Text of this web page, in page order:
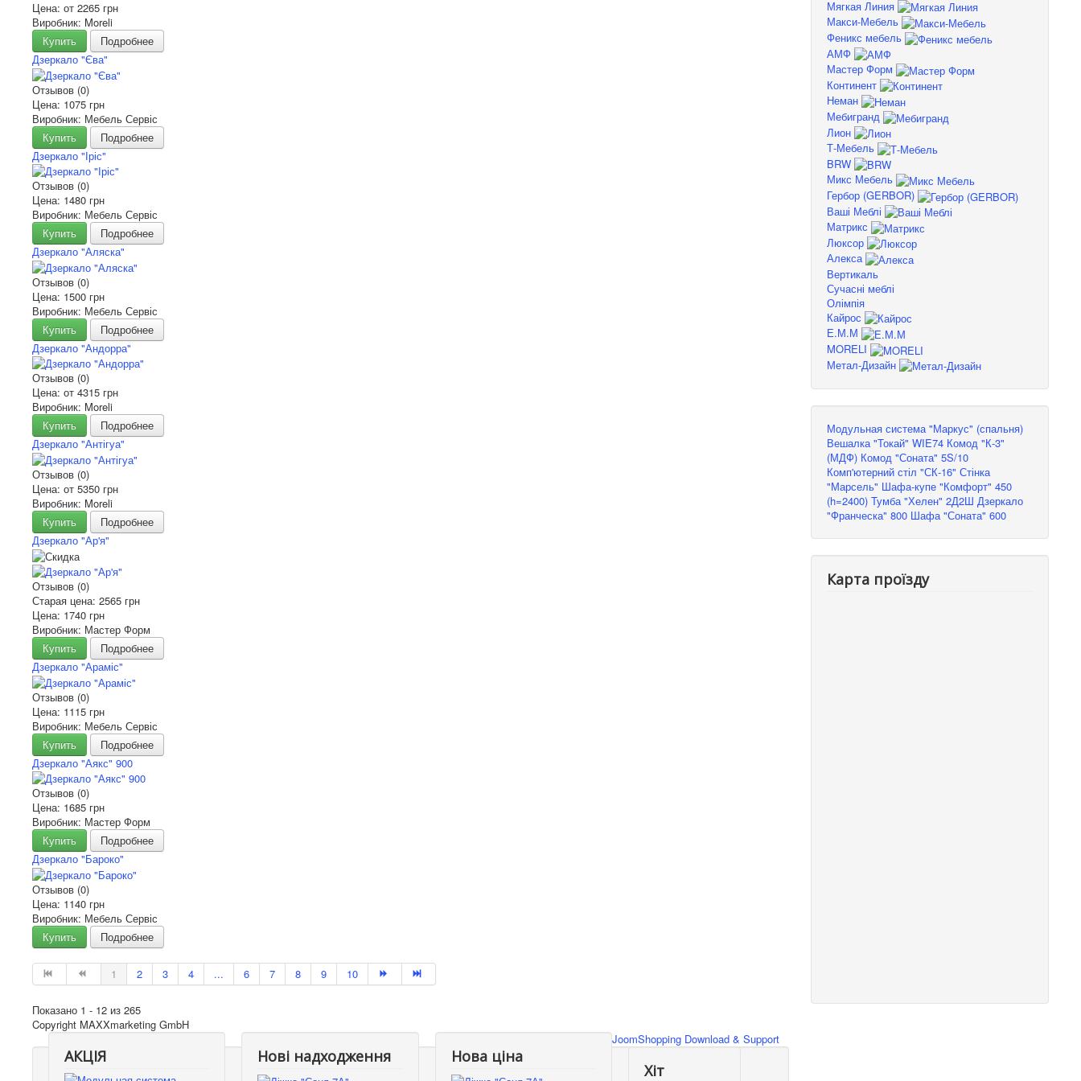
Цена: от 2265 грн
Виробник: Moreli
Купить
Подробнее
Дзеркало "Єва"
Отзывов (0)
Цена: 1075 грн
Виробник: Мебель Сервіс
Купить
Подробнее
Дзеркало "Іріс"
Отзывов (0)
Цена: 1480 грн
Виробник: Мебель Сервіс
Купить
Подробнее
Дзеркало "Аляска"
Отзывов (0)
Цена: 1500 грн
Виробник: Мебель Сервіс
Купить
Подробнее
Дзеркало "Андорра"
Отзывов (0)
Цена: от 4315 грн
Виробник: Moreli
Купить
Подробнее
Дзеркало "Антігуа"
Отзывов (0)
Цена: от 5350 грн
Виробник: Moreli
Купить
Подробнее
Дзеркало "Ар'я"
Отзывов (0)
Старая цена: 2565 грн
Цена: 1740 грн
Виробник: Мастер Форм
Купить
Подробнее
Дзеркало "Араміс"
Отзывов (0)
Цена: 1115 грн
Виробник: Мебель Сервіс
Купить
Подробнее
Дзеркало "Аякс" 900
Отзывов (0)
Цена: 1685 грн
Виробник: Мастер Форм
Купить
Подробнее
Дзеркало "Бароко"
Отзывов (0)
Цена: 1140 грн
Виробник: Мебель Сервіс
Купить
Подробнее
1 2 3 4 ... 6 7 8 9 10
Показано 1 - 12 из 265
Copyright MAXXmarketing GmbH
JoomShopping Download & Support
АКЦІЯ Нові надходження Нова ціна
Хіт
Мягкая Линия
Макси-Мебель
Феникс мебель
АМФ
Мастер Форм
Континент
Неман
Мебигранд
Лион
Т-Мебель
BRW
Микс Мебель
Гербор (GERBOR)
Ваші Меблі
Матрикс
Люксор
Алекса
Вертикаль
Сучасні меблі
Олімпія
Кайрос
Е.М.М
MORELI
Метал-Дизайн
Модульная система "Маркус" (спальня)
Вешалка "Токай" WIE74 Комод "К-3"
(МДФ) Комод "Соната" 5S/10
Комп'ютерний стіл "СК-16" Стінка
"Марсель" Шафа-купе "Комфорт" 450
(h=2400) Тумба "Хелен" 2Д2Ш Дзеркало
"Франческа" 800 Шафа "Соната" 600
Карта проїзду